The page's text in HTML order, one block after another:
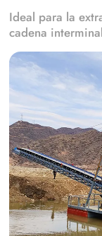
Ideal para la
cadena